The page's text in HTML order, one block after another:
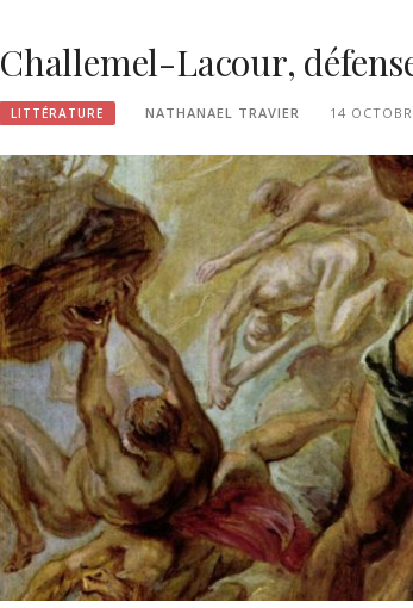
Challemel-Lacour,
LITTÉRATURE NATHANAEL TRAVIER 14